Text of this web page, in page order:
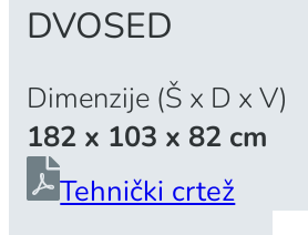
DVOSED
Dimenzije (Š x D x V)
182 x 103 x 82 cm
Tehnički crtež